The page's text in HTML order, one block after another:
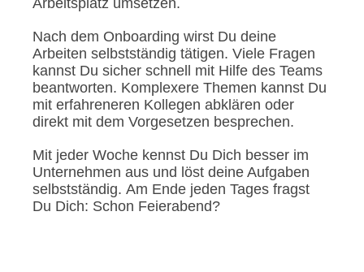
Nach dem Onboarding wirst Du deine
Arbeiten selbstständig tätigen. Viele Fragen
kannst Du sicher schnell mit Hilfe des Teams
beantworten. Komplexere Themen kannst Du
mit erfahreneren Kollegen abklären oder
direkt mit dem Vorgesetzen besprechen.
Mit jeder Woche kennst Du Dich besser im
Unternehmen aus und löst deine Aufgaben
selbstständig. Am Ende jeden Tages fragst
Du Dich: Schon Feierabend?